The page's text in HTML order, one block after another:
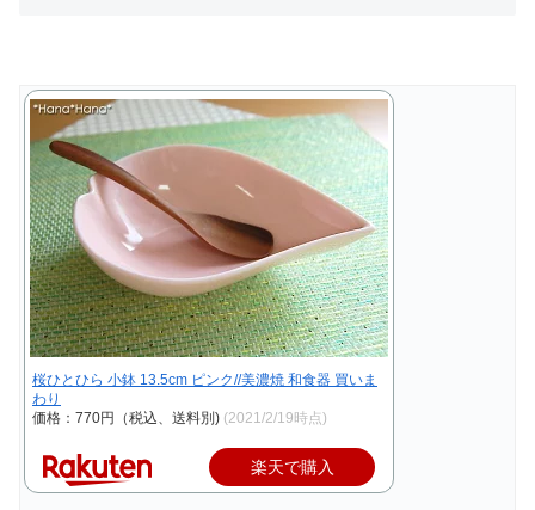
桜ひとひら 小鉢 13.5cm ピンク//美濃焼 和食器 買いま
わり
価格：770円（税込、送料別) (2021/2/19時点)
楽天で購入